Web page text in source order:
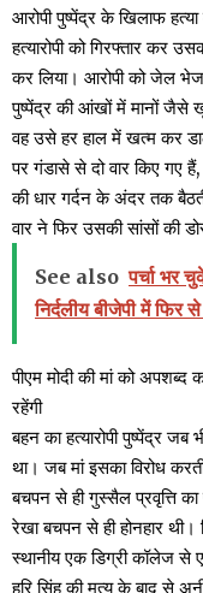
आरोपी पुष्पेंद्र के खिलाफ
हत्यारोपी को गिरफ्तार कर
कर लिया। आरोपी को जेल भेज
पुष्पेंद्र की आंखों में मानों जैसे
वह उसे हर हाल में खत्म कर
पर गंडासे से दो वार किए गए
की धार गर्दन के अंदर तक
वार ने फिर उसकी सांसों की
See also पर्चा भर
निर्दलीय बीजेपी में फिर
पीएम मोदी की मां को
रहेंगी
बहन का हत्यारोपी पुष्पेंद्र
था। जब मां इसका विरोध
बचपन से ही गुस्सैल प्रवृत्ति का
रेखा बचपन से ही होनहार थी।
स्थानीय एक डिग्री कॉलेज से
हरि सिंह की मृत्यु के बाद से